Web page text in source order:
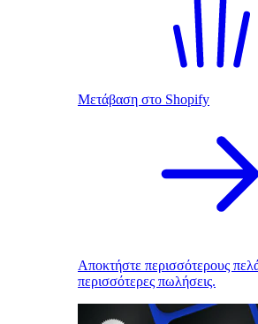
Μετάβαση στο Shopify
Αποκτήστε περισσότερους
περισσότερες πωλήσεις.